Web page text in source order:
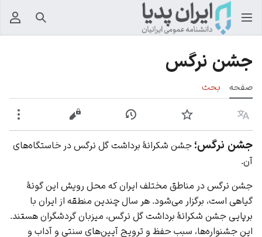
جستجو
جشن نرگس
صفحه بحث
زبان پیگیری نمایش تاریخچهنمایش مبدأ
جشن نرگس؛
جشن شکرانۀ برداشت گل نرگس در خاستگاه‎‌های
آن.
جشن نرگس در مناطق مختلف ایران که محل رویش این گونۀ
گیاهی است، برگزار می‌شود. هر سال چندین منطقه از ایران با
برپایی جشن شکرانۀ برداشت گل نرگس، میزبان گردشگران هستند.
این جشنواره‌ها، سبب حفظ و ترویج آیین‌های سنتی و آداب و